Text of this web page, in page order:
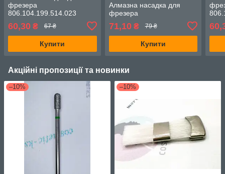
фрезера
806.104.199.514.023
(конус напівсфера, d-2.3
мм, червона насічка)
60,30 ₴ 67 ₴
Купити
Алмазна насадка для
фрезера
71,10₴ 79 ₴
Купити
Акційні пропозиції та новинки
–10% –10%